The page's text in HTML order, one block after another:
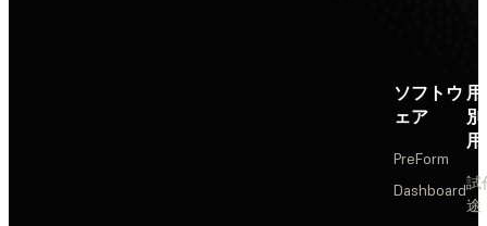
ソフトウ
ェア
PreForm
Dashboard試
途